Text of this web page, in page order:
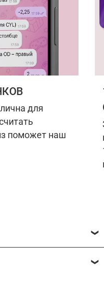
для
поможет наш
поможет